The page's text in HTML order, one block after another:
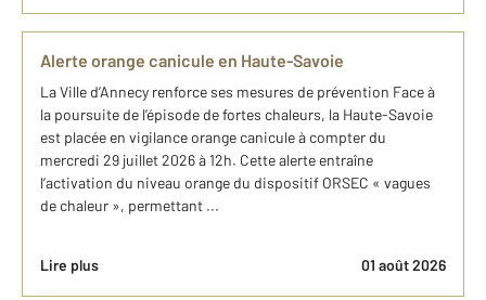
Alerte orange canicule en Haute-Savoie
La Ville d’Annecy renforce ses mesures de prévention Face à
la poursuite de l’épisode de fortes chaleurs, la Haute-Savoie
est placée en vigilance orange canicule à compter du
mercredi 29 juillet 2026 à 12h. Cette alerte entraîne
l’activation du niveau orange du dispositif ORSEC « vagues
de chaleur », permettant ...
Lire plus 01 août 2026